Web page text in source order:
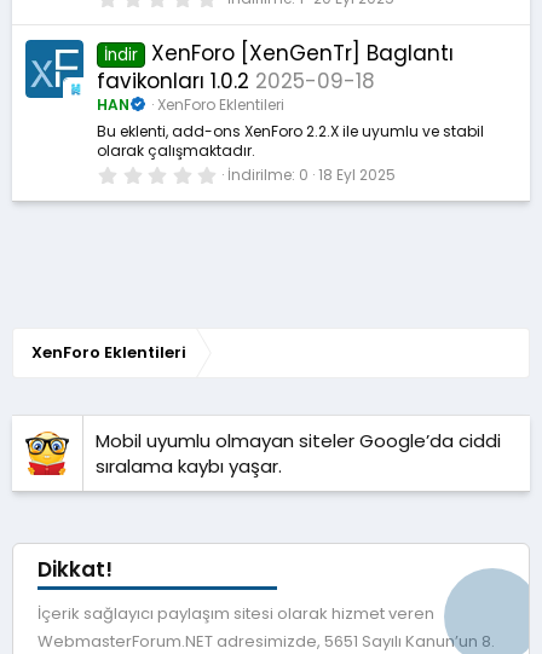
0
0
y
ı
d
ı
z
İndir
XenForo [XenGenTr] Baglantı
favikonları 1.0.2 2025-09-18
HAN
XenForo Eklentileri
Bu eklenti, add-ons XenForo 2.2.X ile uyumlu ve stabil
olarak çalışmaktadır.
0
0
İndirilme 0 18 Eyl 2025
XenForo Eklentileri
Mobil uyumlu olmayan siteler Google’da ciddi
sıralama kaybı yaşar.
Dikkat!
İçerik sağlayıcı paylaşım sitesi olarak hizmet veren
WebmasterForum.NET adresimizde, 5651 Sayılı Kanun’un 8.